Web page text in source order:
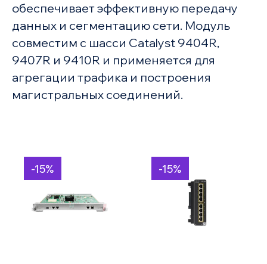
обеспечивает эффективную передачу
данных и сегментацию сети. Модуль
совместим с шасси Catalyst 9404R,
9407R и 9410R и применяется для
агрегации трафика и построения
магистральных соединений.
-15% -15%